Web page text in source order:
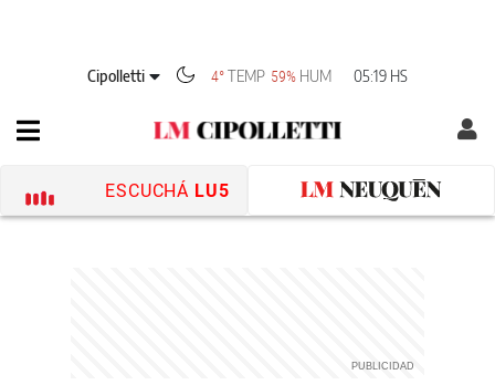
Cipolletti 4° TEMP 59% HUM 05:19 HS
ESCUCHÁ LU5